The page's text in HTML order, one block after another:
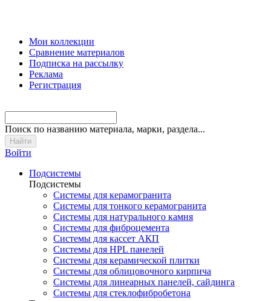
Мои коллекции
Сравнение материалов
Подписка на рассылку
Реклама
Регистрация
Поиск по названию материала, марки, раздела...
Войти
Подсистемы
Подсистемы
Системы для керамогранита
Системы для тонкого керамогранита
Системы для натурального камня
Системы для фиброцемента
Системы для кассет АКП
Системы для HPL панелей
Системы для керамической плитки
Системы для облицовочного кирпича
Системы для линеарных панелей, сайдинга
Системы для стеклофибробетона